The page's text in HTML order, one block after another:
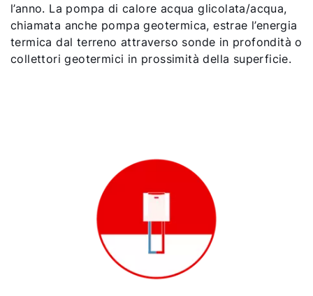
l’anno. La pompa di calore acqua glicolata/acqua,
chiamata anche pompa geotermica, estrae l’energia
termica dal terreno attraverso sonde in profondità o
collettori geotermici in prossimità della superficie.